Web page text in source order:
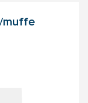
muffe